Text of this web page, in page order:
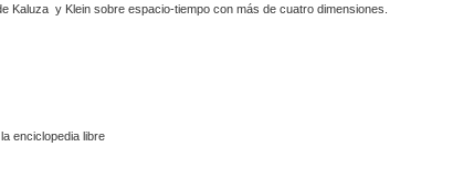
Kaluza y Klein sobre espacio-tiempo con más de cuatro dimensiones.